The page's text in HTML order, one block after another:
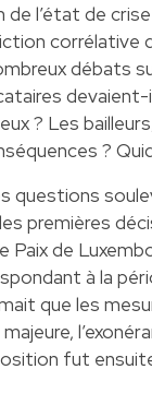
l’état de
corrélative
débats
? Les
?
questions
premières
Paix de
à la
que les
fut